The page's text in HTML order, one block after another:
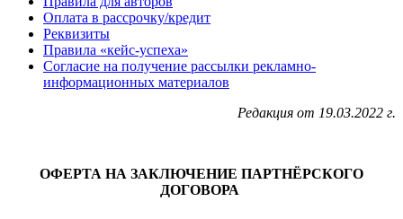
Оплата в рассрочку/кредит
Реквизиты
Правила «кейс-успеха»
Согласие на получение рассылки рекламно-
информационных материалов
Редакция от 19.03.2022 г.
ОФЕРТА НА ЗАКЛЮЧЕНИЕ ПАРТНЁРСКОГО
ДОГОВОРА